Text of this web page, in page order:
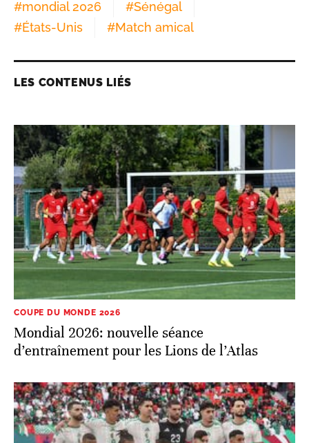
#mondial 2026 #Sénégal
#États-Unis #Match amical
LES CONTENUS LIÉS
COUPE DU MONDE 2026
Mondial 2026: nouvelle séance
d’entraînement pour les Lions de l’Atlas